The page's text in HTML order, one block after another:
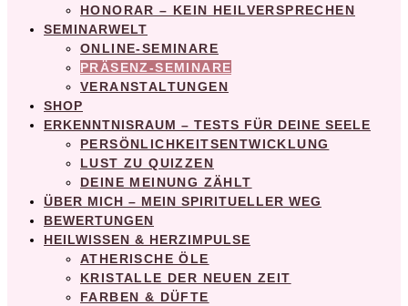
HONORAR – KEIN HEILVERSPRECHEN
SEMINARWELT
ONLINE-SEMINARE
PRÄSENZ-SEMINARE
VERANSTALTUNGEN
SHOP
ERKENNTNISRAUM – TESTS FÜR DEINE SEELE
PERSÖNLICHKEITSENTWICKLUNG
LUST ZU QUIZZEN
DEINE MEINUNG ZÄHLT
ÜBER MICH – MEIN SPIRITUELLER WEG
BEWERTUNGEN
HEILWISSEN & HERZIMPULSE
ATHERISCHE ÖLE
KRISTALLE DER NEUEN ZEIT
FARBEN & DÜFTE